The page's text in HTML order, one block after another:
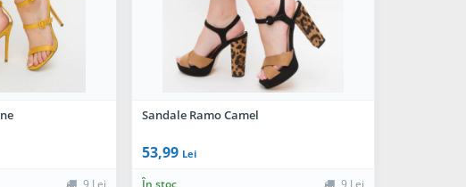
9 Lei
Sandale Ramo Camel
53,99 Lei
În stoc 9 Lei